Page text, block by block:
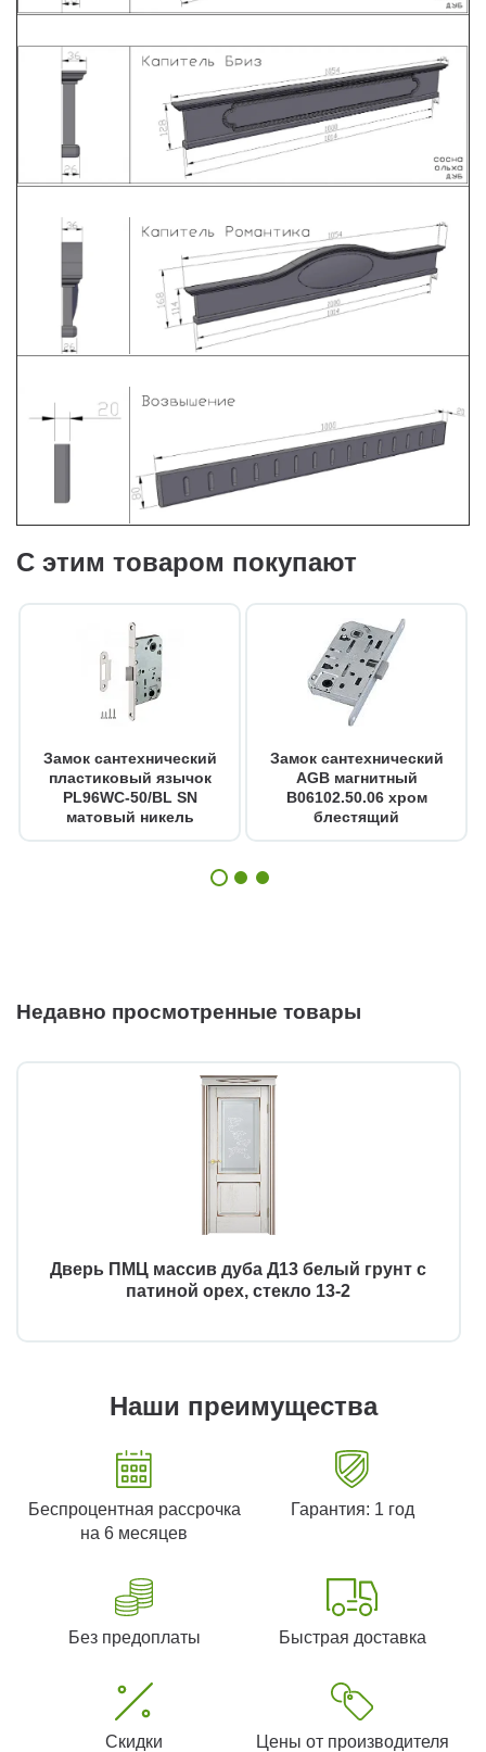
С этим товаром покупают
Замок сантехнический
пластиковый язычок
PL96WC-50/BL SN
матовый никель
Замок сантехнический
AGB магнитный
B06102.50.06 хром
блестящий
Недавно просмотренные товары
Дверь ПМЦ массив дуба Д13 белый грунт с
патиной орех, стекло 13-2
Наши преимущества
Беспроцентная рассрочка
на 6 месяцев
Гарантия: 1 год
Без предоплаты Быстрая доставка
Скидки Цены от производителя